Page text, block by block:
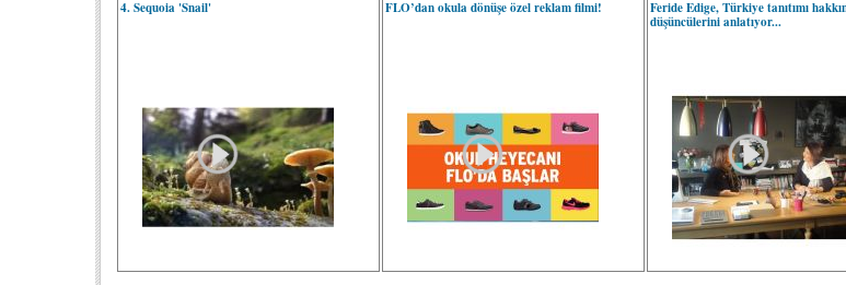
4. Sequoia 'Snail' FLO’dan okula dönüşe özel reklam filmi!
Feride Edige, Türkiye tanıtımı
düşüncülerini anlatıyor...